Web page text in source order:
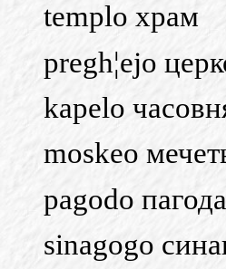
templo храм
pregh¦ejo
kapelo
moskeo
pagodo пагода
sinagogo